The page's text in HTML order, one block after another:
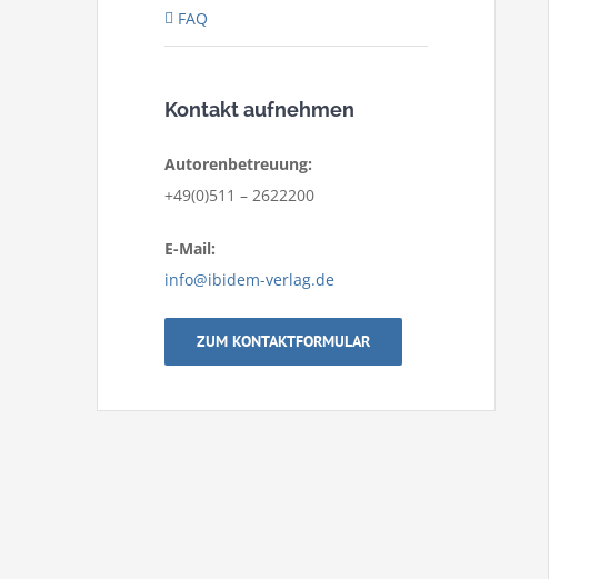
FAQ
Kontakt aufnehmen
Autorenbetreuung:
+49(0)511 – 2622200
E-Mail:
info@ibidem-verlag.de
ZUM KONTAKTFORMULAR